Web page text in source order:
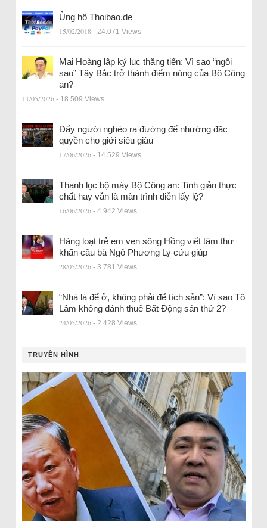
Ủng hộ Thoibao.de
15/02/2018 - 24.071 Views
Mai Hoàng lập kỷ lục thăng tiến: Vì sao “ngôi
sao” Tây Bắc trở thành điểm nóng của Bộ Công
an?
11/05/2026 - 18.509 Views
Đẩy người nghèo ra đường để nhường đặc
quyền cho giới siêu giàu
17/06/2026 - 14.529 Views
Thanh lọc bộ máy Bộ Công an: Tinh giản thực
chất hay vẫn là màn trình diễn lấy lệ?
16/06/2026 - 4.942 Views
Hàng loạt trẻ em ven sông Hồng viết tâm thư
khẩn cầu bà Ngô Phương Ly cứu giúp
28/05/2026 - 3.781 Views
“Nhà là để ở, không phải để tích sản”: Vì sao Tô
Lâm không đánh thuế Bất Động sản thứ 2?
24/05/2026 - 2.428 Views
TRUYỀN HÌNH